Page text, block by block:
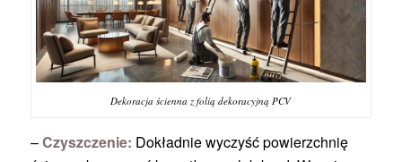
Dekoracja ścienna z folią dekoracyjną PCV
–Czyszczenie: Dokładnie wyczyść powierzchnię